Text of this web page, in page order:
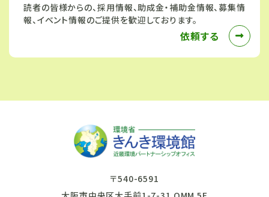
読者の皆様からの、採用情報、助成金・補助金情報、募集情
報、イベント情報のご提供を歓迎しております。
依頼する
〒540-6591